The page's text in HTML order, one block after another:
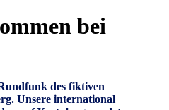
bei
Unsere international